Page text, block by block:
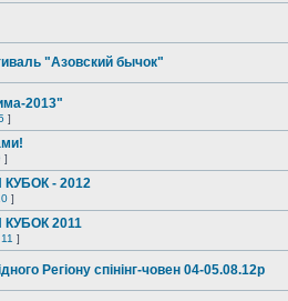
"Азовский бычок"
2013"
]
]
- 2012
]
2011
11 ]
Регіону спінінг-човен 04-05.08.12р